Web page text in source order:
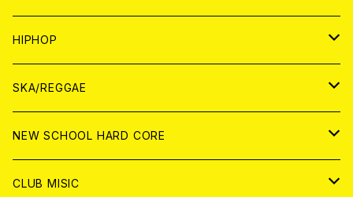
ANALOG
ANALOG
CD
ANALOG
CD
ANALOG
WORLD
ANALOG
CD
JAPAN
CD
ANALOG
WORLD
CD
ANALOG
HIPHOP
JAPAN
CD
ANALOG
WORLD
CD
SKA/REGGAE
JAPAN
CD
WORLD
NEW SCHOOL HARD CORE
JAPAN
CLUB MISIC